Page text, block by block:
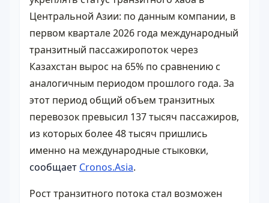
Центральной Азии: по данным компании, в
первом квартале 2026 года международный
транзитный пассажиропоток через
Казахстан вырос на 65% по сравнению с
аналогичным периодом прошлого года. За
этот период общий объем транзитных
перевозок превысил 137 тысяч пассажиров,
из которых более 48 тысяч пришлись
именно на международные стыковки,
сообщает Cronos.Asia.
Рост транзитного потока стал возможен